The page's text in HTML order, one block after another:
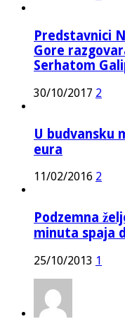
Predstavnici
Gore
Serhatom
30/10/2017 2
U budvansku
eura
11/02/2016 2
Podzemna
minuta spaja
25/10/2013 1